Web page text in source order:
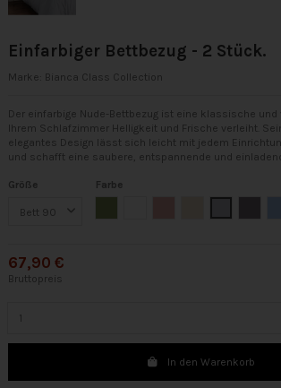
Einfarbiger Bettbezug - 2 Stück.
Marke: Bianca Class Collection
Der einfarbige Nude-Bettbezug ist eine klassische
Ihrem Schlafzimmer Helligkeit und Frische verleiht.
elegantes Design lässt sich leicht mit jedem
und schafft eine saubere, entspannende und
Größe
Farbe
67,90 €
Bruttopreis
In den Warenkorb